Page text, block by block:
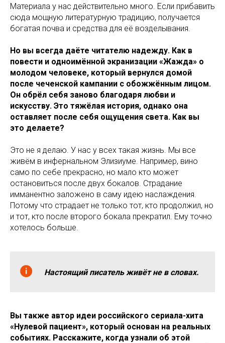
Материала у нас действительно много. Если прибавить
сюда мощную литературную традицию, получается
богатая почва и средства для её возделывания.
Но вы всегда даёте читателю надежду. Как в
повести и одноимённой экранизации «Жажда» о
молодом человеке, который вернулся домой
после чеченской кампании с обожжённым лицом.
Он обрёл себя заново благодаря любви и
искусству. Это тяжёлая история, однако она
оставляет после себя ощущения света. Как вы
это делаете?
Это не я делаю. У нас у всех такая жизнь. Мы все
живём в инфернальном Элизиуме. Например, вино
само по себе прекрасно, но мало кто может
остановиться после двух бокалов. Страдание
имманентно заложено в саму идею наслаждения.
Потому что страдает не только тот, кто продолжил, но
и тот, кто после второго бокала прекратил. Ему точно
хотелось больше.
Настоящий писатель живёт не в словах.
Вы также автор идеи российского сериала-хита
«Нулевой пациент», который основан на реальных
событиях. Расскажите, когда узнали об этой